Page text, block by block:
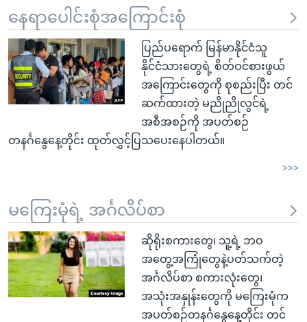
နေရာပေါင်းစုံအကြောင်းစုံ
ပြည်ပရောက် မြန်မာနိုင်ငံသူ
နိုင်ငံသားတွေရဲ့ စိတ်ဝင်စားဖွယ်
အကြောင်းတွေကို စုစည်းပြီး တင်
ဆက်ထားတဲ့ မညိုညိုလွင်ရဲ့
အစီအစဉ်ကို အပတ်စဉ်
တနင်္ဂနွေနေ့တိုင်း ထုတ်လွှင့်ပြသပေးနေပါတယ်။
>>>
မကြေးမုံရဲ့ အင်္ဂလိပ်စာ
ဆိုရိုးစကားတွေ၊ သူ့ရဲ့ ဘဝ
အတွေ့အကြုံတွေနဲ့ပတ်သက်တဲ့
အင်္ဂလိပ်စာ စကားလုံးတွေ၊
အသုံးအနှုန်းတွေကို မကြေးမုံက
အပတ်စဉ်တနင်္ဂနွေနေ့တိုင်း တင်